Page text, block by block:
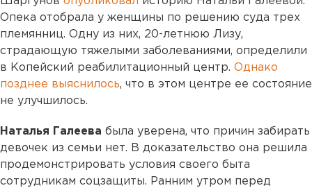
Опека отобрала у женщины по решению суда трех
племянниц. Одну из них, 20-летнюю Лизу,
страдающую тяжелыми заболеваниями, определили
в Копейский реабилитационный центр. Однако
позднее выяснилось, что в этом центре ее состояние
не улучшилось.
Наталья Галеева была уверена, что причин забирать
девочек из семьи нет. В доказательство она решила
продемонстрировать условия своего быта
сотрудникам соцзащиты. Ранним утром перед